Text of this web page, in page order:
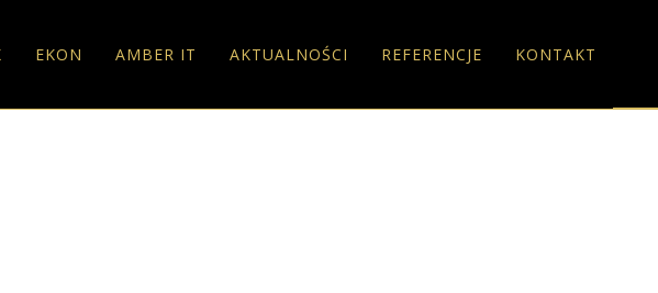
EKON AMBER IT AKTUALNOŚCI REFERENCJE KONTAKT